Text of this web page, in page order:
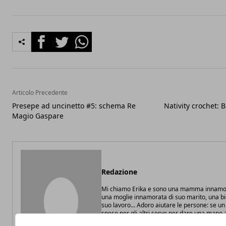
FacebookTwitterWhatsapp
Articolo Precedente
Presepe ad uncinetto #5: schema Re
Magio Gaspare
Nativity crochet:
Redazione
Mi chiamo Erika e sono una mamma
una moglie innamorata di suo marito, una
suo lavoro... Adoro aiutare le persone: se
speso per gli altri serve per dare una mano